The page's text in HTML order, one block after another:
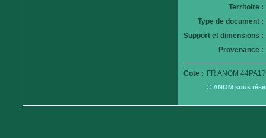
Territoire :
Type de document :
Support et dimensions :
Provenance :
Cote : FR ANOM
© ANOM sous